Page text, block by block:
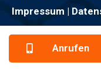
Impressum |
Anrufen